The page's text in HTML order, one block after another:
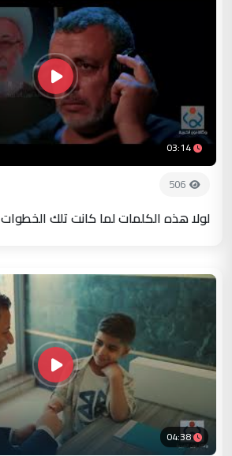
03:14
506
لولا هذه الكلمات لما كانت تلك الخطوات
04:38